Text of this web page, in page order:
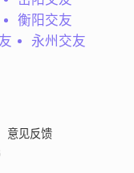
衡阳交友
永州交友
意见反馈